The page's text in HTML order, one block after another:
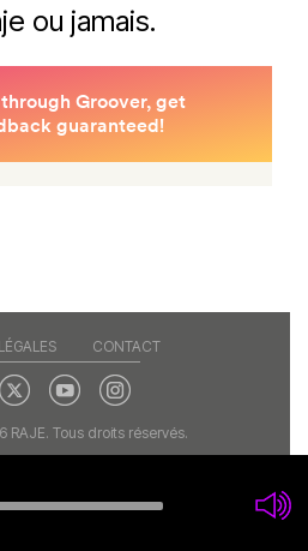
ou jamais.
CONTACT
Tous droits réservés.